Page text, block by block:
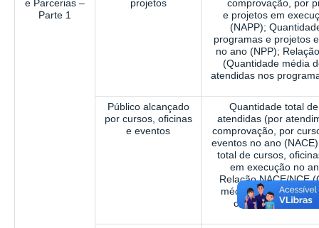
e Parcerias –
Parte 1
projetos
comprovação, por
e projetos em
(NAPP);
programas e projetos
no ano (NPP);
(Quantidade média
atendidas nos
Público alcançado
por cursos, oficinas
e eventos
Quantidade total
atendidas (por
comprovação, por
eventos no ano
total de cursos,
em execução no
Relação NACE/NCE
média de pessoas
cursos, oficinas e